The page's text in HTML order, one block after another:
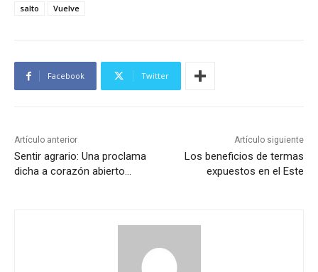
salto
Vuelve
Facebook Twitter
Artículo anterior
Sentir agrario: Una proclama
dicha a corazón abierto…
Artículo siguiente
Los beneficios de termas
expuestos en el Este